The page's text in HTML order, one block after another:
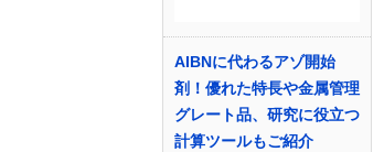
AIBNに代わるアゾ開始
剤！優れた特長や金属管理
グレート品、研究に役立つ
計算ツールもご紹介